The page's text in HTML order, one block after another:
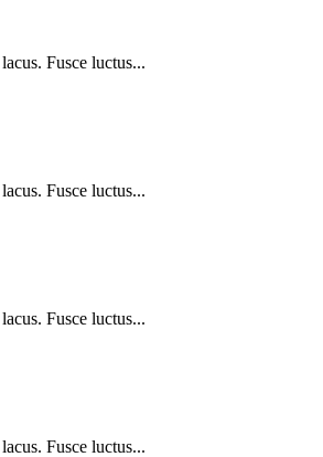
Fusce luctus...
Fusce luctus...
Fusce luctus...
Fusce luctus...